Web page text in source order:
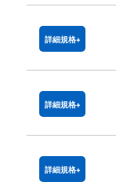
詳細規格
詳細規格
詳細規格